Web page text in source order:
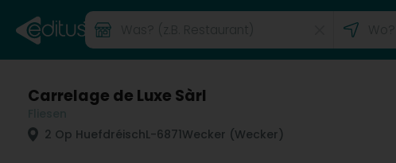
Carrelage de Luxe Sàrl
2 Op HuefdréischL-6871Wecker (Wecker)